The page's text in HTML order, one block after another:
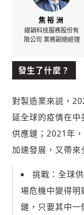
焦裕洲
緯穎科技服務股份有
限公司 業務副總經理
發生了什麼？
對製造業來説，
延全球的疫情在
供應鏈；2021年
加速發展，又帶來
挑戰：全球
場危機中變得
鏈，只要其中